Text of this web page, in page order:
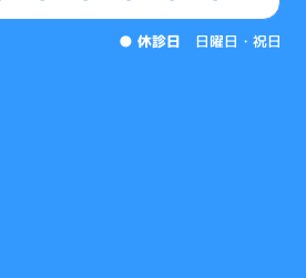
● 休診日 日曜日・祝日